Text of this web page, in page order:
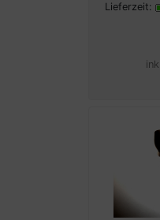
Lieferzeit: